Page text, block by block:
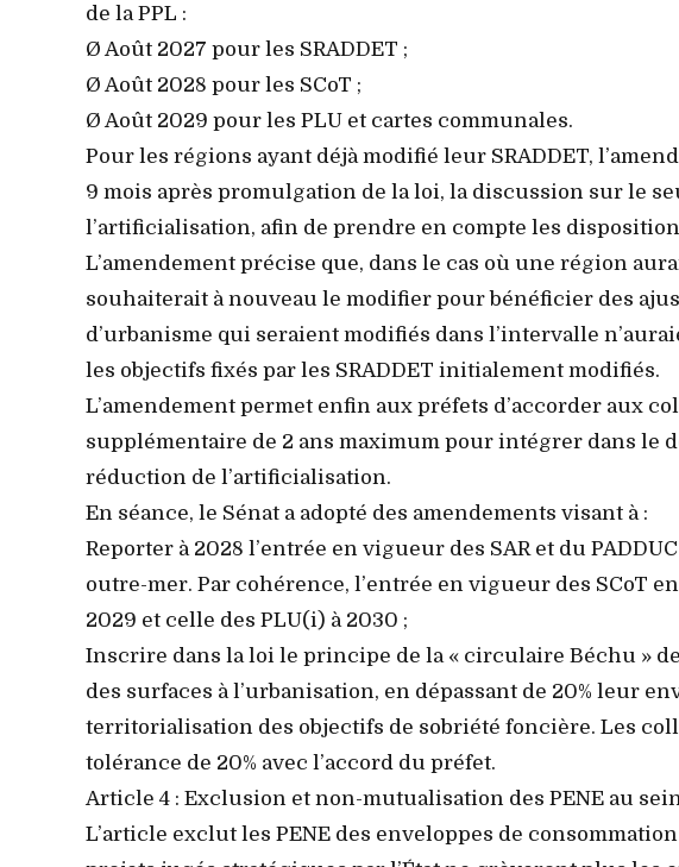
de la PPL :
Ø Août 2027 pour les SRADDET ;
Ø Août 2028 pour les SCoT ;
Ø Août 2029 pour les PLU et cartes communales.
Pour les régions ayant déjà modifié leur SRADDET,
9 mois après promulgation de la loi, la discussion sur le
l’artificialisation, afin de prendre en compte les
L’amendement précise que, dans le cas où une région
souhaiterait à nouveau le modifier pour bénéficier des
d’urbanisme qui seraient modifiés dans l’intervalle
les objectifs fixés par les SRADDET initialement modifiés.
L’amendement permet enfin aux préfets d’accorder aux
supplémentaire de 2 ans maximum pour intégrer dans le
réduction de l’artificialisation.
En séance, le Sénat a adopté des amendements visant à :
Reporter à 2028 l’entrée en vigueur des SAR et du
outre-mer. Par cohérence, l’entrée en vigueur des SCoT
2029 et celle des PLU(i) à 2030 ;
Inscrire dans la loi le principe de la « circulaire Béchu »
des surfaces à l’urbanisation, en dépassant de 20% leur
territorialisation des objectifs de sobriété foncière. Les
tolérance de 20% avec l’accord du préfet.
Article 4 : Exclusion et non-mutualisation des PENE au
L’article exclut les PENE des enveloppes de